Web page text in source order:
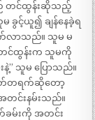
ဉ် တင်ထွန်းဆိုသည့်
ခွင့်ယူ၍ ချန်နေခဲ့ရ
ာက်လာသည်။ သူမ မ
တင်ထွန်းက သူမကို
” သူမ ပြောသည်။
တ်တရက်ဆိုတော့
တင်းနမ်းသည်။
မ်းကို အတင်း